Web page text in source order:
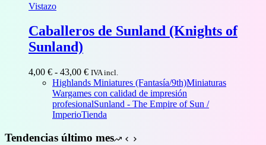
Vistazo
Caballeros de Sunland (Knights of
Sunland)
4,00 € - 43,00 €Rango
de
precios:
desde
4,00 €
43,00 €
IVA incl.
Highlands Miniatures (Fantasía/9th)Miniaturas
Wargames con calidad de impresión
profesionalSunland - The Empire of Sun /
ImperioTienda
Tendencias último mes